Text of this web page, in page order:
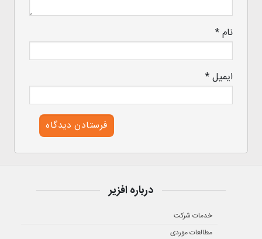
نام*
ایمیل*
درباره افزیر
خدمات شرکت
مطالعات موردی